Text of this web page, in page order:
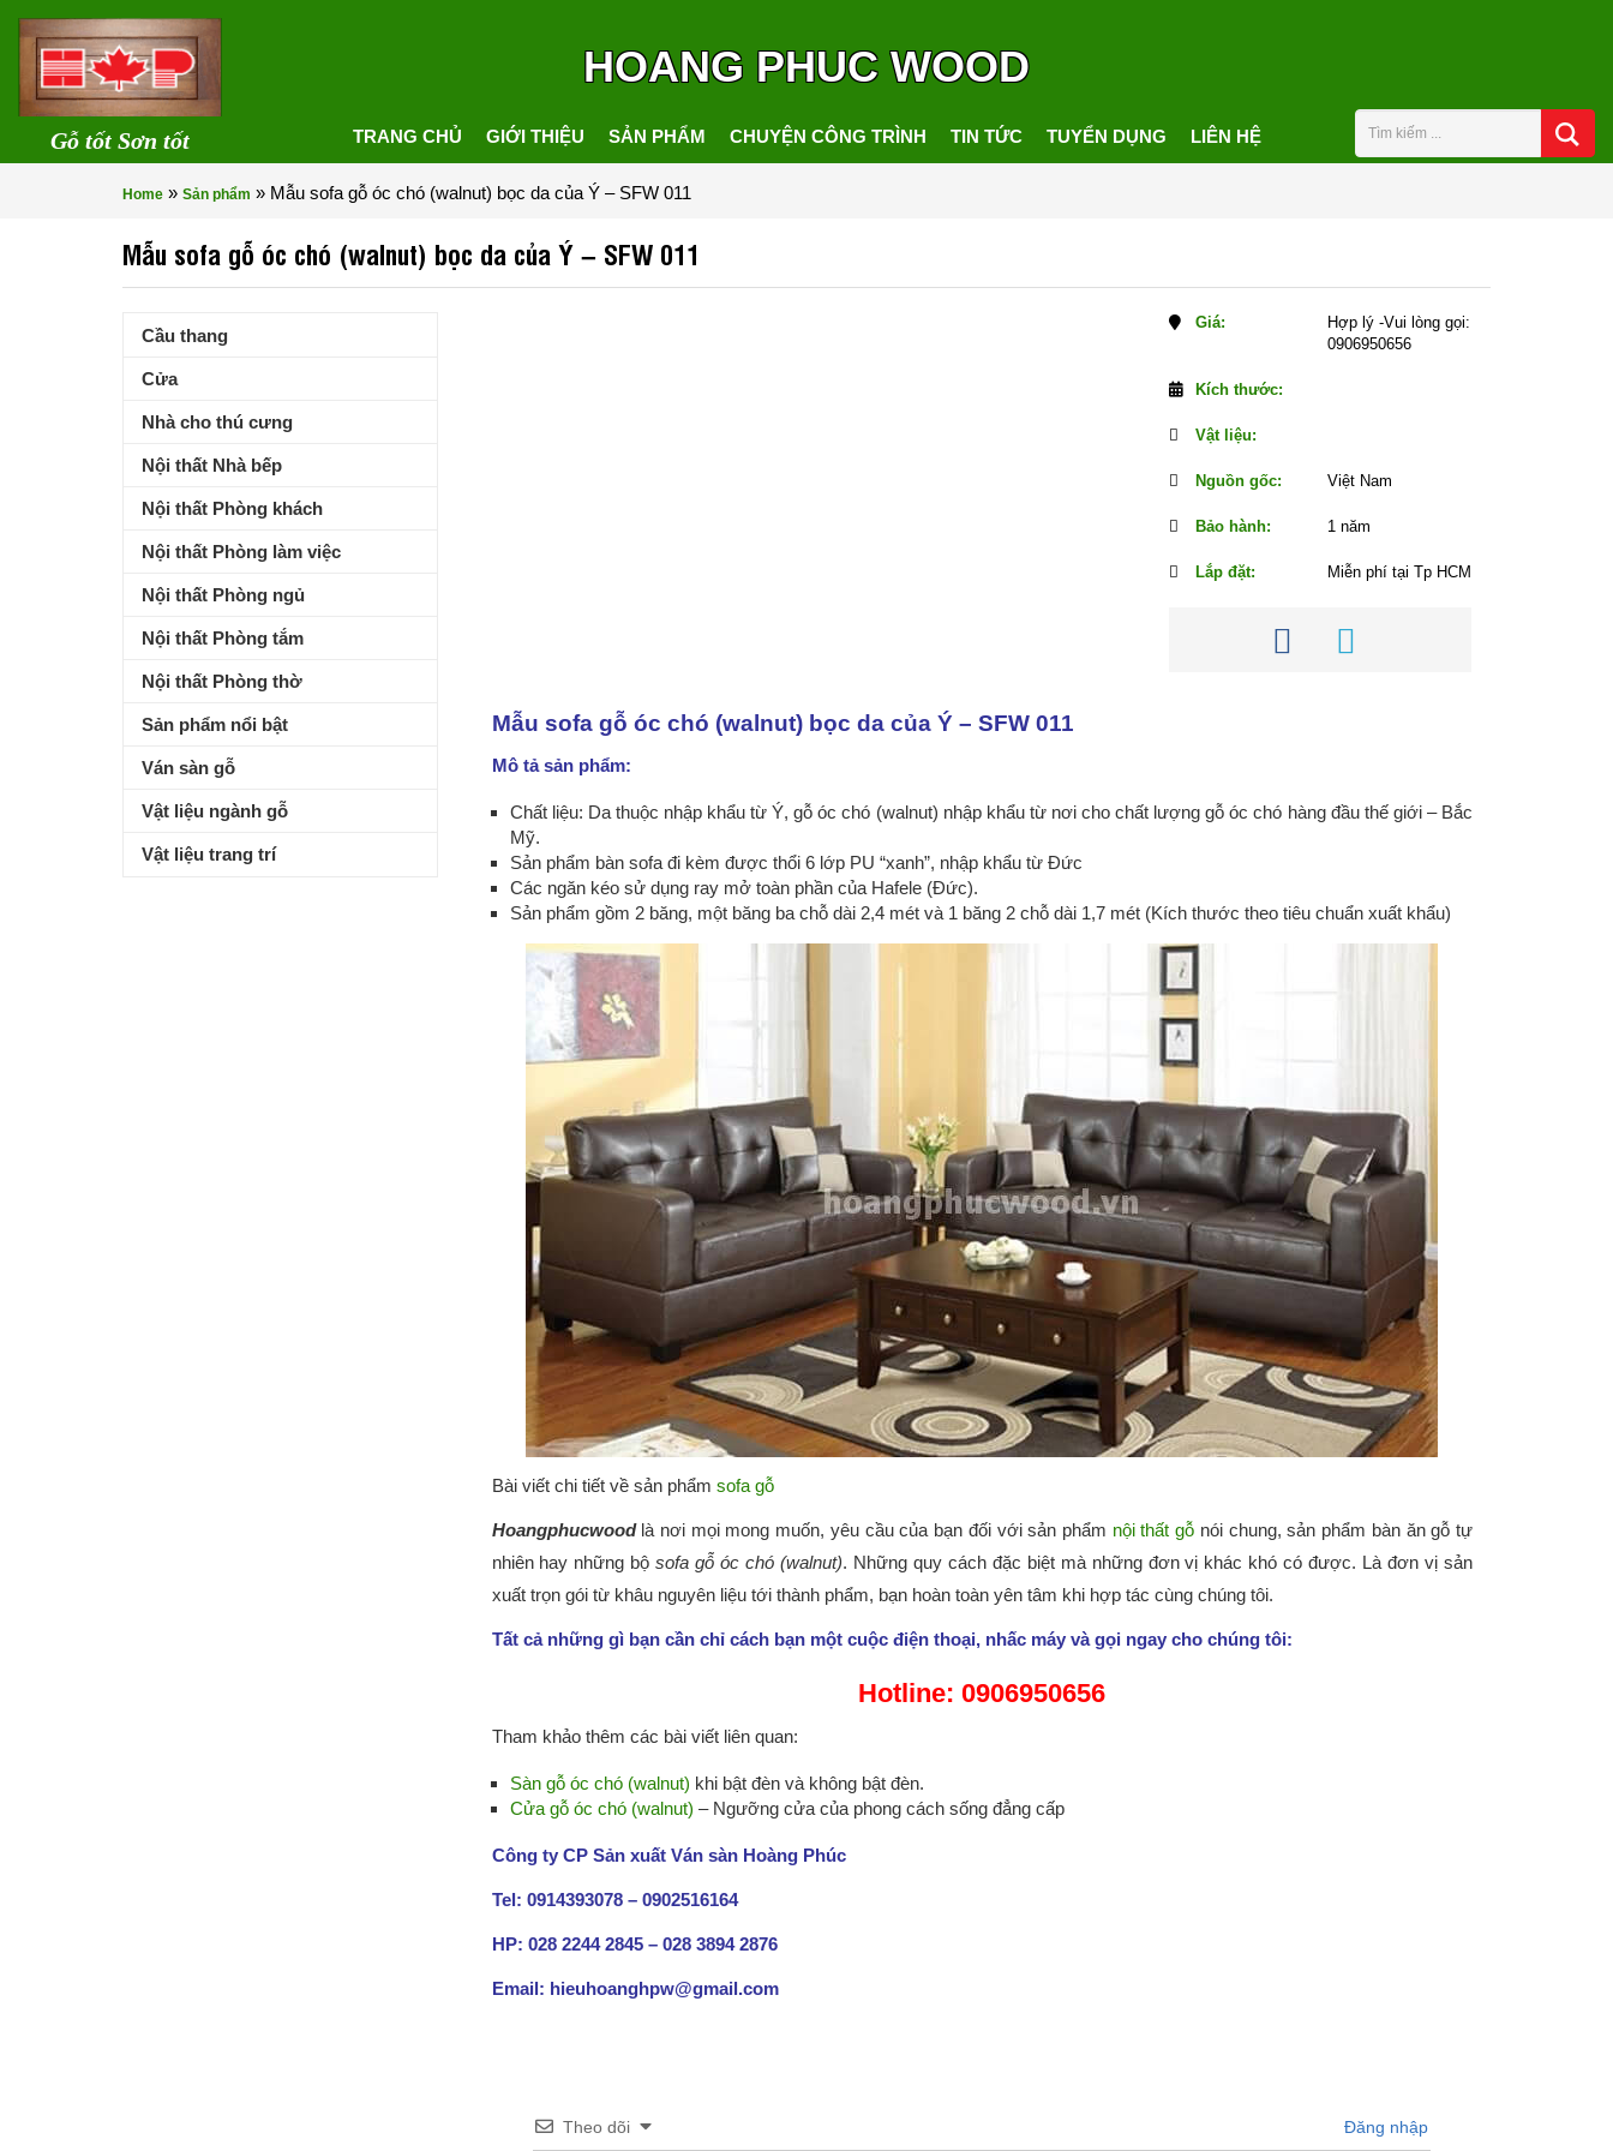
Gỗ tốt Sơn tốt
HOANG PHUC WOOD
TRANG CHỦ GIỚI THIỆU SẢN PHẨM CHUYỆN CÔNG TRÌNH TIN TỨC TUYỂN DỤNG LIÊN HỆ
Home » Sản phẩm » Mẫu sofa gỗ óc chó (walnut) bọc da của Ý – SFW 011
Mẫu sofa gỗ óc chó (walnut) bọc da của Ý – SFW 011
Giá:
Hợp lý -Vui lòng gọi:
0906950656
Kích thước:
Vật liệu:
Nguồn gốc: Việt Nam
Bảo hành: 1 năm
Lắp đặt: Miễn phí tại Tp HCM
Mẫu sofa gỗ óc chó (walnut) bọc da của Ý – SFW 011
Mô tả sản phẩm:
Chất liệu: Da thuộc nhập khẩu từ Ý, gỗ óc chó (walnut) nhập khẩu từ nơi cho chất lượng gỗ óc chó hàng đầu thế giới – Bắc
Mỹ.
Sản phẩm bàn sofa đi kèm được thổi 6 lớp PU “xanh”, nhập khẩu từ Đức
Các ngăn kéo sử dụng ray mở toàn phần của Hafele (Đức).
Sản phẩm gồm 2 băng, một băng ba chỗ dài 2,4 mét và 1 băng 2 chỗ dài 1,7 mét (Kích thước theo tiêu chuẩn xuất khẩu)
Bài viết chi tiết về sản phẩm sofa gỗ
Hoangphucwoodlà nơi mọi mong muốn, yêu cầu của bạn đối với sản phẩm nội thất gỗ nói chung, sản phẩm bàn ăn gỗ tự
nhiên hay những bộsofa gỗ óc chó (walnut). Những quy cách đặc biệt mà những đơn vị khác khó có được. Là đơn vị sản
xuất trọn gói từ khâu nguyên liệu tới thành phẩm, bạn hoàn toàn yên tâm khi hợp tác cùng chúng tôi.
Tất cả những gì bạn cần chỉ cách bạn một cuộc điện thoại, nhấc máy và gọi ngay cho chúng tôi:
Hotline: 0906950656
Tham khảo thêm các bài viết liên quan:
Sàn gỗ óc chó (walnut) khi bật đèn và không bật đèn.
Cửa gỗ óc chó (walnut) – Ngưỡng cửa của phong cách sống đẳng cấp
Công ty CP Sản xuất Ván sàn Hoàng Phúc
Tel: 0914393078 – 0902516164
HP: 028 2244 2845 – 028 3894 2876
Email: hieuhoanghpw@gmail.com
Theo dõi Đăng nhập
Cầu thang
Cửa
Nhà cho thú cưng
Nội thất Nhà bếp
Nội thất Phòng khách
Nội thất Phòng làm việc
Nội thất Phòng ngủ
Nội thất Phòng tắm
Nội thất Phòng thờ
Sản phẩm nổi bật
Ván sàn gỗ
Vật liệu ngành gỗ
Vật liệu trang trí